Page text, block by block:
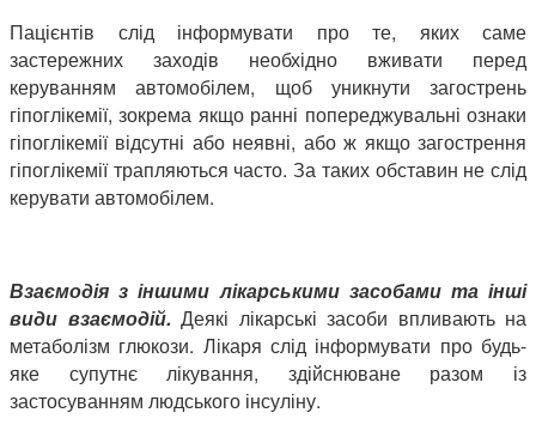
Пацієнтів слід інформувати про те, яких саме
застережних заходів необхідно вживати перед
керуванням автомобілем, щоб уникнути загострень
гіпоглікемії, зокрема якщо ранні попереджувальні ознаки
гіпоглікемії відсутні або неявні, або ж якщо загострення
гіпоглікемії трапляються часто. За таких обставин не слід
керувати автомобілем.
Взаємодія з іншими лікарськими засобами та інші
види взаємодій. Деякі лікарські засоби впливають на
метаболізм глюкози. Лікаря слід інформувати про будь-
яке супутнє лікування, здійснюване разом із
застосуванням людського інсуліну.